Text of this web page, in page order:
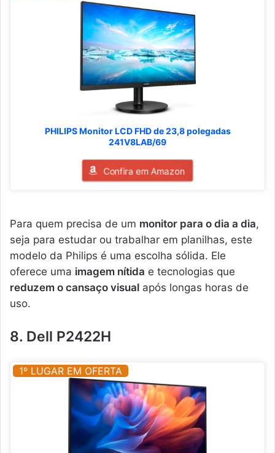
PHILIPS Monitor LCD FHD de 23,8 polegadas
241V8LAB/69
Confira em Amazon
Para quem precisa de um monitor para o dia a dia,
seja para estudar ou trabalhar em planilhas, este
modelo da Philips é uma escolha sólida. Ele
oferece uma imagem nítida e tecnologias que
reduzem o cansaço visual após longas horas de
uso.
8. Dell P2422H
1º LUGAR EM OFERTA